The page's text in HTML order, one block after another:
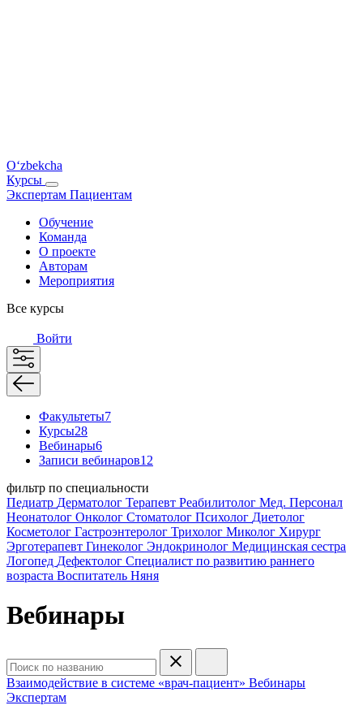
O‘zbekcha
Курсы
Экспертам Пациентам
Обучение
Команда
О проекте
Авторам
Мероприятия
Все курсы
Войти
Факультеты7
Курсы28
Вебинары6
Записи вебинаров12
фильтр по специальности
Педиатр Дерматолог Терапевт Реабилитолог Мед. Персонал
Неонатолог Онколог Стоматолог Психолог Диетолог
Косметолог Гастроэнтеролог Трихолог Миколог Хирург
Эрготерапевт Гинеколог Эндокринолог Медицинская сестра
Логопед Дефектолог Специалист по развитию раннего
возраста Воспитатель Няня
Вебинары
Взаимодействие в системе «врач-пациент» Вебинары
Экспертам